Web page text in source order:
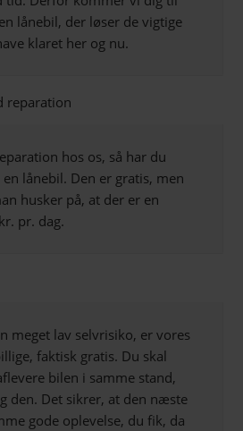
lånebil, der løser de vigtige
klaret her og nu.
reparation
hos os, så har du
lånebil. Den er gratis, men
husker på, at der er en
pr. dag.
meget lav selvrisiko, er vores
faktisk gratis. Du skal
bilen i samme stand,
den. Det sikrer, at den næste
gode oplevelse, du fik, da